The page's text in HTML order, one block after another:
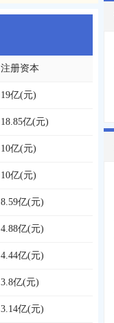
注册资本
19亿(元)
18.85亿(元)
10亿(元)
10亿(元)
8.59亿(元)
4.88亿(元)
4.44亿(元)
3.8亿(元)
3.14亿(元)